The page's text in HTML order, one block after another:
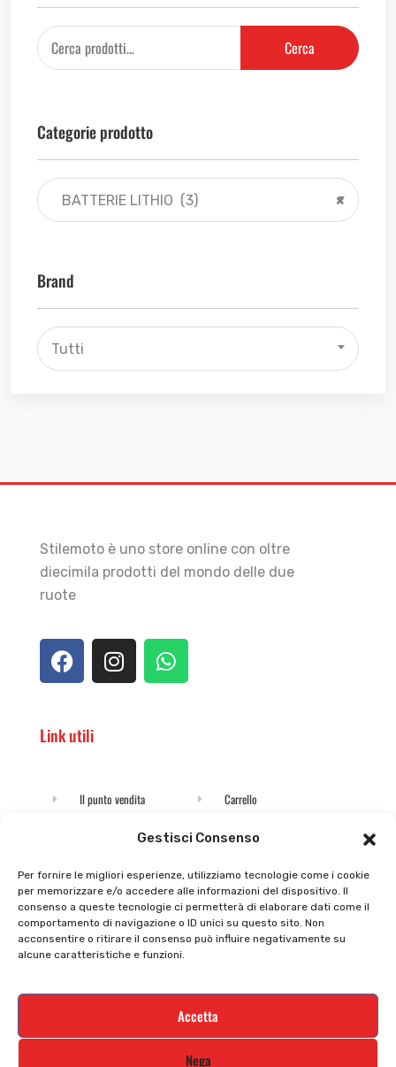
Gestisci Consenso
Per fornire le migliori esperienze, utilizziamo tecnologie come i cookie
per memorizzare e/o accedere alle informazioni del dispositivo. Il
consenso a queste tecnologie ci permetterà di elaborare dati come il
comportamento di navigazione o ID unici su questo sito. Non
acconsentire o ritirare il consenso può influire negativamente su
alcune caratteristiche e funzioni.
Accetta
Nega
Cerca
Categorie prodotto
×
BATTERIE LITHIO (3)
Brand
Tutti
Stilemoto è uno store online con oltre
diecimila prodotti del mondo delle due
ruote
Link utili
Il punto vendita
Il mio account
Privacy policy
Cookie policy
Supporto e contatti
Carrello
checkout
Tutti prodotti
Termini e condizioni
Resi e rimborsi
Iscriviti alla nostra newsletter e rimani